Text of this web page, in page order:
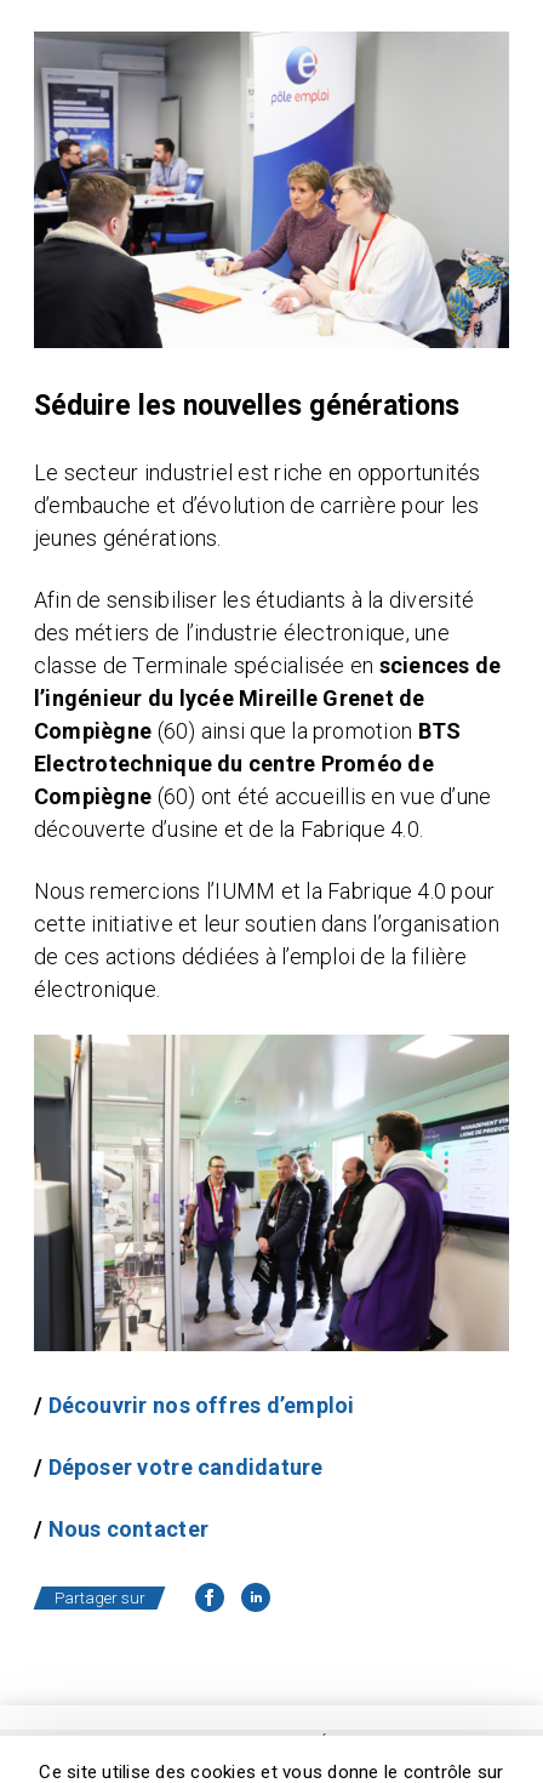
Séduire les nouvelles générations
Le secteur industriel est riche en opportunités
d’embauche et d’évolution de carrière pour les
jeunes générations.
Afin de sensibiliser les étudiants à la diversité
des métiers de l’industrie électronique, une
classe de Terminale spécialisée en sciences de
l’ingénieur du lycée Mireille Grenet de
Compiègne (60) ainsi que la promotion BTS
Electrotechnique du centre Proméo de
Compiègne (60) ont été accueillis en vue d’une
découverte d’usine et de la Fabrique 4.0.
Nous remercions l’IUMM et la Fabrique 4.0 pour
cette initiative et leur soutien dans l’organisation
de ces actions dédiées à l’emploi de la filière
électronique.
/ Découvrir nos offres d’emploi
/ Déposer votre candidature
/ Nous contacter
Partager sur
Mentions légales
Flux RSS Cookies
Ce site utilise des cookies et vous donne le contrôle sur